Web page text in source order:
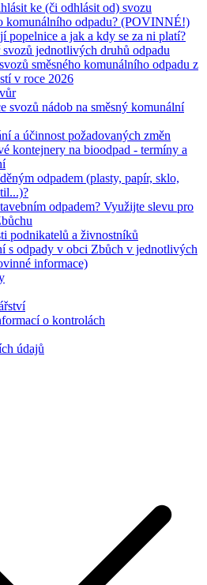
ke (či odhlásit od) svozu
komunálního odpadu? (POVINNÉ!)
popelnice a jak a kdy se za ni platí?
jednotlivých druhů odpadu
směsného komunálního odpadu z
v roce 2026
svozů nádob na směsný komunální
a účinnost požadovaných změn
kontejnery na bioodpad - termíny a
odpadem (plasty, papír, sklo,
odpadem? Využijte slevu pro
podnikatelů a živnostníků
s odpady v obci Zbůch v jednotlivých
informace)
o kontrolách
údajů